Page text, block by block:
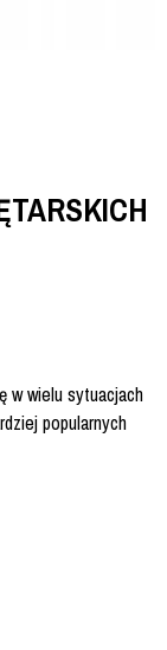
w wielu sytuacjach
popularnych